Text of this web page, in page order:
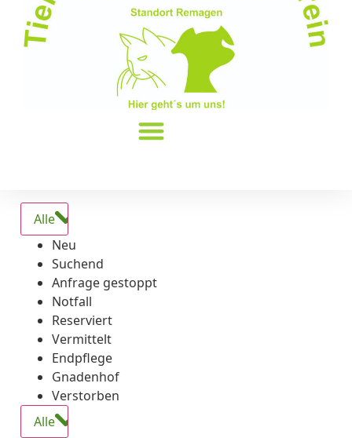
Alle
Neu
Suchend
Anfrage gestoppt
Notfall
Reserviert
Vermittelt
Endpflege
Gnadenhof
Verstorben
Alle